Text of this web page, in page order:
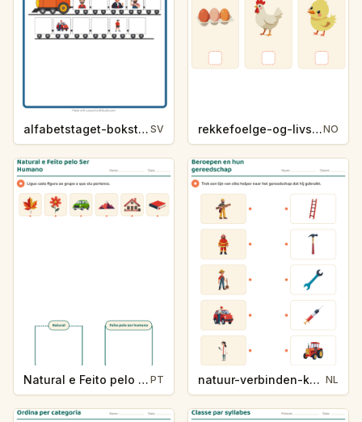
alfabetstaget-bokstavsledtrad-yrken-4317 SV rekkefoelge-og-livssykluser-g1203NO
Natural e Feito pelo Ser Humano PT natuur-verbinden-k213-5 NL